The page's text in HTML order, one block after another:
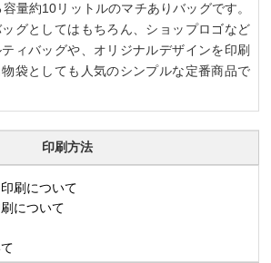
量約10リットルのマチありバッグです。
グとしてはもちろん、ショップロゴなど
ィバッグや、オリジナルデザインを印刷
袋としても人気のシンプルな定番商品で
印刷方法
刷について
について